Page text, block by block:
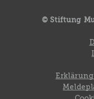
© Stiftung